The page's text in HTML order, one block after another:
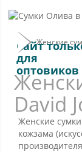
Сайт
для
оптовиков
Женские
David
Женские
кожзама